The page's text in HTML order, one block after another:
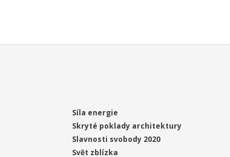
Síla energie
Skryté poklady architektury
Slavnosti svobody 2020
Svět zblízka